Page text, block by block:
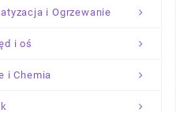
i Ogrzewanie
i oś
i Chemia